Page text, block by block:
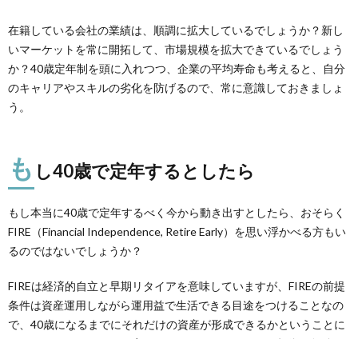
在籍している会社の業績は、順調に拡大しているでしょうか？新し
いマーケットを常に開拓して、市場規模を拡大できているでしょう
か？40歳定年制を頭に入れつつ、企業の平均寿命も考えると、自分
のキャリアやスキルの劣化を防げるので、常に意識しておきましょ
う。
も し40歳で定年するとしたら
もし本当に40歳で定年するべく今から動き出すとしたら、おそらく
FIRE（Financial Independence, Retire Early）を思い浮かべる方もい
るのではないでしょうか？
FIREは経済的自立と早期リタイアを意味していますが、FIREの前提
条件は資産運用しながら運用益で生活できる目途をつけることなの
で、40歳になるまでにそれだけの資産が形成できるかということに